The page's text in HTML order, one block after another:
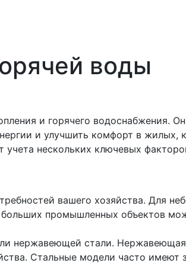
воды
и горячего водоснабжения.
и улучшить комфорт в жилых,
нескольких ключевых
вашего хозяйства. Для
промышленных объектов
нержавеющей стали. Нержавеющая
Стальные модели часто имеют